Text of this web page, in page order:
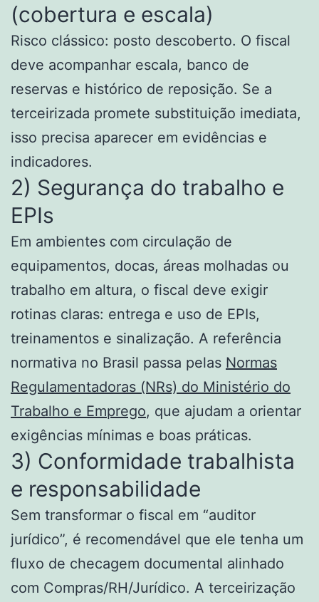
(cobertura e escala)
Risco clássico: posto descoberto. O fiscal
deve acompanhar escala, banco de
reservas e histórico de reposição. Se a
terceirizada promete substituição imediata,
isso precisa aparecer em evidências e
indicadores.
2) Segurança do trabalho e
EPIs
Em ambientes com circulação de
equipamentos, docas, áreas molhadas ou
trabalho em altura, o fiscal deve exigir
rotinas claras: entrega e uso de EPIs,
treinamentos e sinalização. A referência
normativa no Brasil passa pelas Normas
Regulamentadoras (NRs) do Ministério do
Trabalho e Emprego, que ajudam a orientar
exigências mínimas e boas práticas.
3) Conformidade trabalhista
e responsabilidade
Sem transformar o fiscal em “auditor
jurídico”, é recomendável que ele tenha um
fluxo de checagem documental alinhado
com Compras/RH/Jurídico. A terceirização